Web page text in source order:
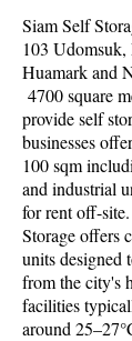
Siam Self
103 Udomsuk,
Huamark and
4700 square
provide self
businesses
100 sqm
and industrial
for rent off-
Storage offers
units designed
from the city's
facilities
around